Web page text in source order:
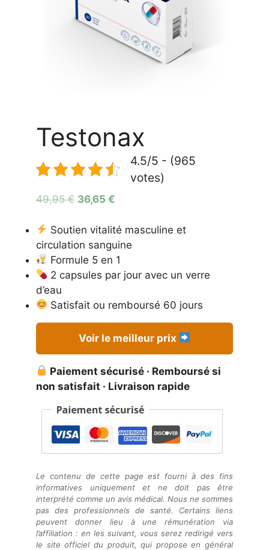
Testonax
4.5/5 - (965
votes)
49,95€ Le
initial
était :
49,95 €.
36,65 €
actuel
est :
36,65 €.
Soutien vitalité masculine et
circulation sanguine
Formule 5 en 1
2 capsules par jour avec un verre
d’eau
Satisfait ou remboursé 60 jours
Voir le meilleur prix
Paiement sécurisé · Remboursé si
non satisfait · Livraison rapide
Le contenu de cette page est fourni à des fins
informatives uniquement et ne doit pas être
interprété comme un avis médical. Nous ne sommes
pas des professionnels de santé. Certains liens
peuvent donner lieu à une rémunération via
l’affiliation : en les suivant, vous serez redirigé vers
le site officiel du produit, qui propose en général